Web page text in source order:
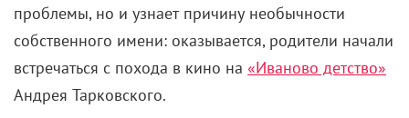
проблемы, но и узнает причину необычности
собственного имени: оказывается, родители начали
встречаться с похода в кино на «Иваново детство»
Андрея Тарковского.